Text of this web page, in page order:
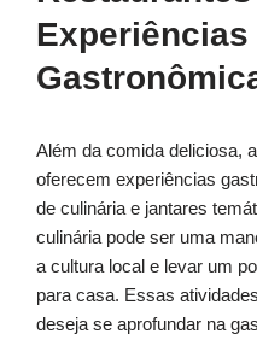
Experiências
Além da comida deliciosa,
oferecem experiências
de culinária e jantares
culinária pode ser uma
a cultura local e levar um
para casa. Essas
deseja se aprofundar na